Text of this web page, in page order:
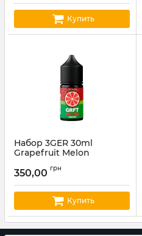
Купить
Набор 3GER 30ml
Grapefruit Melon
350,00 грн
Купить